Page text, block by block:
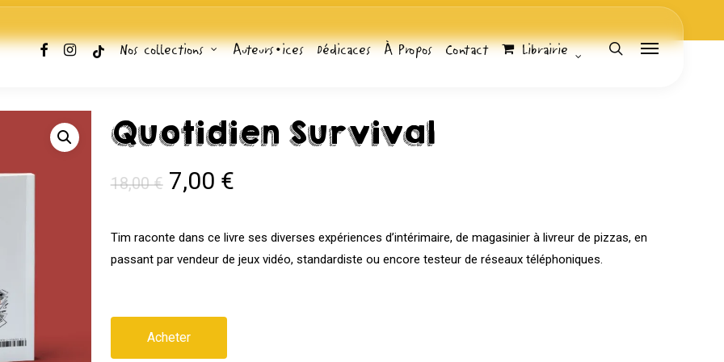
facebook
instagram
tiktokNos collections Auteurs•ices Dédicaces À Propos Contact Librairie search
Menu
Quotidien Survival
18,00€ Le
initial
était :
7,00 €Le
actuel
est :
Tim raconte dans ce livre ses diverses expériences d’intérimaire, de magasinier à livreur de pizzas, en
passant par vendeur de jeux vidéo, standardiste ou encore testeur de réseaux téléphoniques.
Acheter